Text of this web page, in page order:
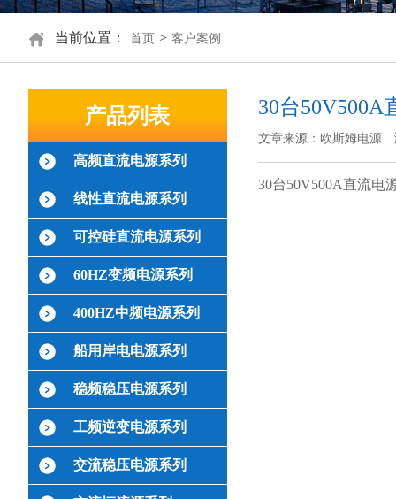
当前位置： 首页 > 客户案例
产品列表
高频直流电源系列
线性直流电源系列
可控硅直流电源系列
60HZ变频电源系列
400HZ中频电源系列
船用岸电电源系列
稳频稳压电源系列
工频逆变电源系列
交流稳压电源系列
30台50V500A
文章来源：欧斯姆电源
30台50V500A直流电